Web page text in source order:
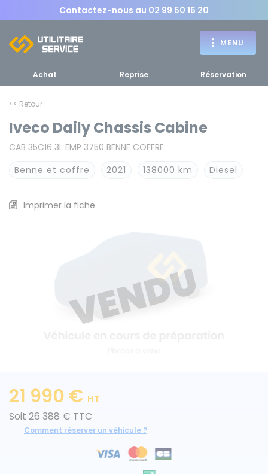
Contactez-nous au 02 99 50 16 20
MENU
MENU
Achat
d'un utilitaire
Minibus
RETOUR MENU
Achat Reprise Réservation
<< Retour
Iveco Daily Chassis Cabine
CAB 35C16 3L EMP 3750 BENNE COFFRE
Benne et coffre
2021 138000 km Diesel
Imprimer la fiche
21 990 € HT
Soit 26 388 € TTC
Comment réserver un véhicule ?